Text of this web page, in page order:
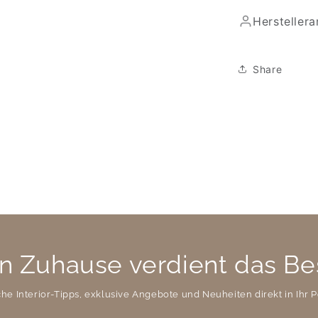
Share
Zuhause verdient das
Interior-Tipps, exklusive Angebote und Neuheiten direkt in Ihr